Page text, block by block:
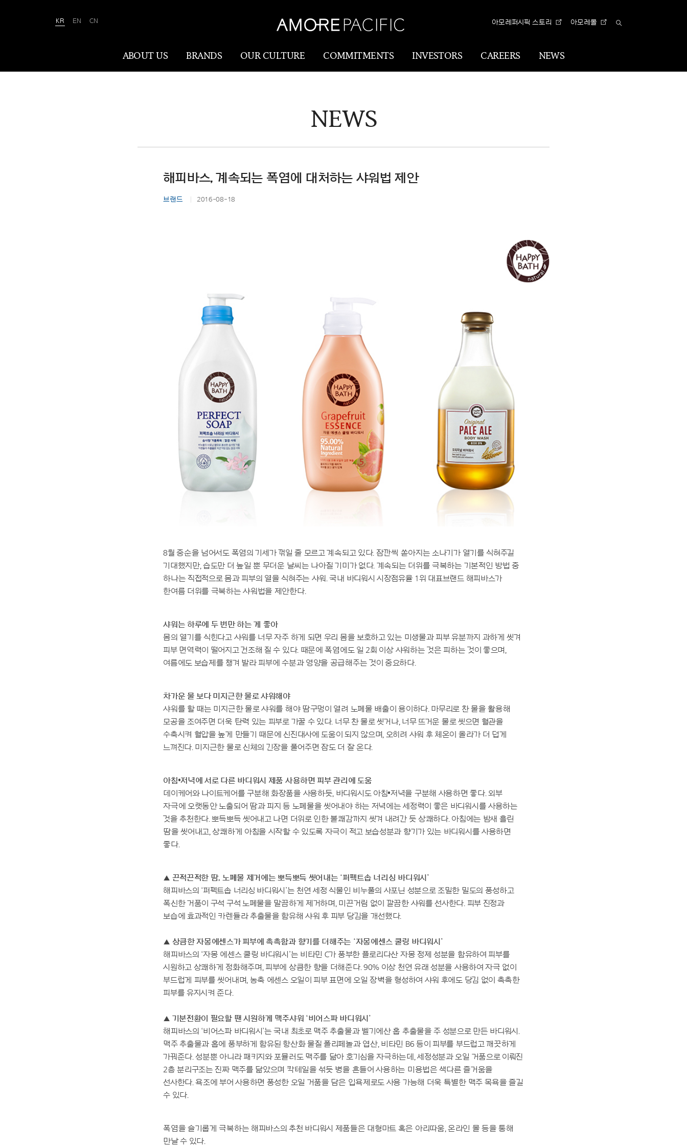
KR EN CN 아모레퍼시픽 스토리 아모레몰
ABOUT US
나이·성별·문화에 상관없이 전 세계 모든
Amorepacific
Our Values
CI
BRANDS OUR CULTURE COMMITMENTS INVESTORS CAREERS NEWS
NEWS
해피바스, 계속되는 폭염에 대처하는 샤워법 제안
브랜드 2016-08-18
8월 중순을 넘어서도 폭염의 기세가 꺾일 줄 모르고 계속되고 있다. 잠깐씩 쏟아지는 소나기가 열기를 식혀주길
기대했지만, 습도만 더 높일 뿐 무더운 날씨는 나아질 기미가 없다. 계속되는 더위를 극복하는 기본적인 방법 중
하나는 직접적으로 몸과 피부의 열을 식혀주는 샤워. 국내 바디워시 시장점유율 1위 대표브랜드 해피바스가
한여름 더위를 극복하는 샤워법을 제안한다.
샤워는 하루에 두 번만 하는 게 좋아
몸의 열기를 식힌다고 샤워를 너무 자주 하게 되면 우리 몸을 보호하고 있는 미생물과 피부 유분까지 과하게 씻겨
피부 면역력이 떨어지고 건조해 질 수 있다. 때문에 폭염에도 일 2회 이상 샤워하는 것은 피하는 것이 좋으며,
여름에도 보습제를 챙겨 발라 피부에 수분과 영양을 공급해주는 것이 중요하다.
차가운 물 보다 미지근한 물로 샤워해야
샤워를 할 때는 미지근한 물로 샤워를 해야 땀구멍이 열려 노폐물 배출이 용이하다. 마무리로 찬 물을 활용해
모공을 조여주면 더욱 탄력 있는 피부로 가꿀 수 있다. 너무 찬 물로 씻거나, 너무 뜨거운 물로 씻으면 혈관을
수축시켜 혈압을 높게 만들기 때문에 신진대사에 도움이 되지 않으며, 오히려 샤워 후 체온이 올라가 더 덥게
느껴진다. 미지근한 물로 신체의 긴장을 풀어주면 잠도 더 잘 온다.
아침•저녁에 서로 다른 바디워시 제품 사용하면 피부 관리에 도움
데이케어와 나이트케어를 구분해 화장품을 사용하듯, 바디워시도 아침•저녁을 구분해 사용하면 좋다. 외부
자극에 오랫동안 노출되어 땀과 피지 등 노폐물을 씻어내야 하는 저녁에는 세정력이 좋은 바디워시를 사용하는
것을 추천한다. 뽀득뽀득 씻어내고 나면 더위로 인한 불쾌감까지 씻겨 내려간 듯 상쾌하다. 아침에는 밤새 흘린
땀을 씻어내고, 상쾌하게 아침을 시작할 수 있도록 자극이 적고 보습성분과 향기가 있는 바디워시를 사용하면
좋다.
▲ 끈적끈적한 땀, 노폐물 제거에는 뽀득뽀득 씻어내는 ‘퍼펙트솝 너리싱 바디워시’
해피바스의 ‘퍼펙트솝 너리싱 바디워시’는 천연 세정 식물인 비누풀의 사포닌 성분으로 조밀한 밀도의 풍성하고
폭신한 거품이 구석 구석 노폐물을 말끔하게 제거하며, 미끈거림 없이 깔끔한 샤워를 선사한다. 피부 진정과
보습에 효과적인 카렌듈라 추출물을 함유해 샤워 후 피부 당김을 개선했다.
▲ 상큼한 자몽에센스가 피부에 촉촉함과 향기를 더해주는 ‘자몽에센스 쿨링 바디워시’
해피바스의 ‘자몽 에센스 쿨링 바디워시’는 비타민 C가 풍부한 플로리다산 자몽 정제 성분을 함유하여 피부를
시원하고 상쾌하게 정화해주며, 피부에 상큼한 향을 더해준다. 90% 이상 천연 유래 성분을 사용하여 자극 없이
부드럽게 피부를 씻어내며, 농축 에센스 오일이 피부 표면에 오일 장벽을 형성하여 샤워 후에도 당김 없이 촉촉한
피부를 유지시켜 준다.
▲ 기분전환이 필요할 땐 시원하게 맥주샤워 ‘비어스파 바디워시’
해피바스의 ‘비어스파 바디워시’는 국내 최초로 맥주 추출물과 벨기에산 홉 추출물을 주 성분으로 만든 바디워시.
맥주 추출물과 홉에 풍부하게 함유된 항산화 물질 폴리페놀과 엽산, 비타민 B6 등이 피부를 부드럽고 깨끗하게
가꿔준다. 성분뿐 아니라 패키지와 포뮬러도 맥주를 닮아 호기심을 자극하는데, 세정성분과 오일 거품으로 이뤄진
2층 분리구조는 진짜 맥주를 닮았으며 칵테일을 섞듯 병을 흔들어 사용하는 미용법은 색다른 즐거움을
선사한다. 욕조에 부어 사용하면 풍성한 오일 거품을 담은 입욕제로도 사용 가능해 더욱 특별한 맥주 목욕을 즐길
수 있다.
폭염을 슬기롭게 극복하는 해피바스의 추천 바디워시 제품들은 대형마트 혹은 아리따움, 온라인 몰 등을 통해
만날 수 있다.